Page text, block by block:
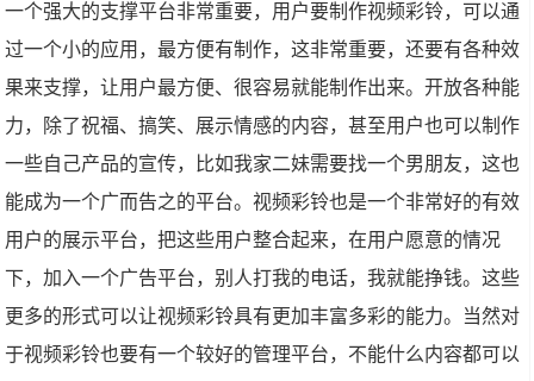
一个强大的支撑平台非常重要，用户要制作视频彩铃，可以通
过一个小的应用，最方便有制作，这非常重要，还要有各种效
果来支撑，让用户最方便、很容易就能制作出来。开放各种能
力，除了祝福、搞笑、展示情感的内容，甚至用户也可以制作
一些自己产品的宣传，比如我家二妹需要找一个男朋友，这也
能成为一个广而告之的平台。视频彩铃也是一个非常好的有效
用户的展示平台，把这些用户整合起来，在用户愿意的情况
下，加入一个广告平台，别人打我的电话，我就能挣钱。这些
更多的形式可以让视频彩铃具有更加丰富多彩的能力。当然对
于视频彩铃也要有一个较好的管理平台，不能什么内容都可以